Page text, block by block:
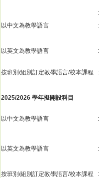
:
以中文為教學語言
:
以英文為教學語言 :
按班別/組別訂定教學語言/校本課程 :
2025/2026 學年擬開設科目
以中文為教學語言 :
以英文為教學語言 :
按班別/組別訂定教學語言/校本課程 :